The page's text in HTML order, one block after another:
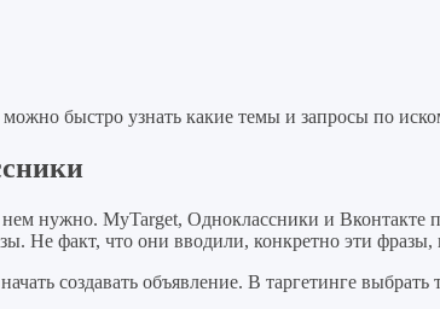
быстро узнать какие темы и запросы по
нужно. MyTarget, Одноклассники и Вконтакте
Не факт, что они вводили, конкретно эти фразы,
создавать объявление. В таргетинге